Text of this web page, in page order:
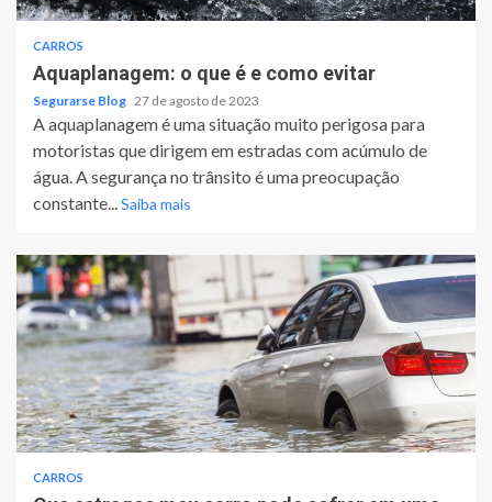
CARROS
Aquaplanagem: o que é e como evitar
Segurarse Blog 27 de agosto de 2023
A aquaplanagem é uma situação muito perigosa para
motoristas que dirigem em estradas com acúmulo de
água. A segurança no trânsito é uma preocupação
constante...Saiba mais
CARROS